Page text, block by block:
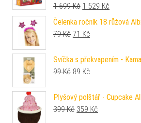
1 699Kč Původní cena byla:
1 529 Kč
Čelenka ročník 18 růžová
79Kč Původní cena byla: 79
71 Kč
Svíčka s překvapením -
99Kč Původní cena byla: 99
89 Kč
Plyšový polštář - Cupcake
399Kč Původní cena byla:
359 Kč